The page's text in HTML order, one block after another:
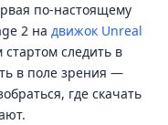
по-настоящему
2 на движок Unreal
следить в
в поле зрения —
где скачать